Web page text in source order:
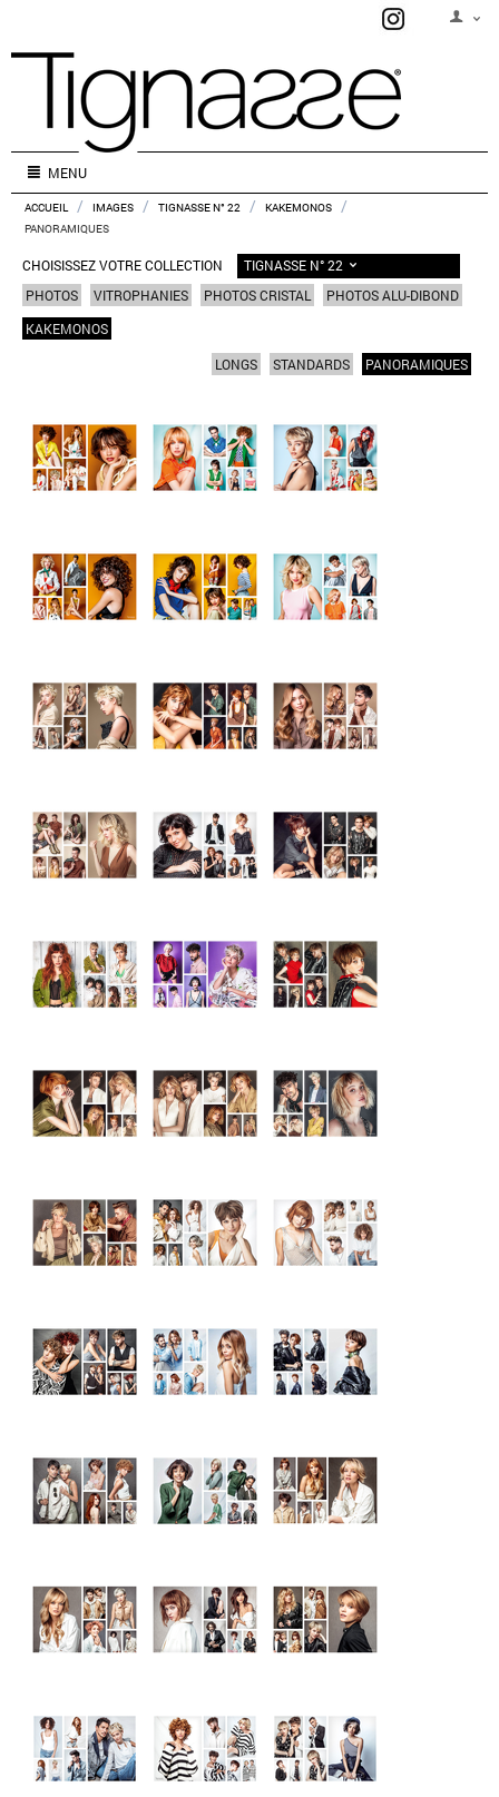
MENU
ACCUEIL / IMAGES / TIGNASSE N° 22 / KAKEMONOS /
PANORAMIQUES
CHOISISSEZ VOTRE COLLECTION
TIGNASSE N° 22
PHOTOS
VITROPHANIES PHOTOS CRISTAL
PHOTOS ALU-DIBOND
KAKEMONOS
LONGS
STANDARDS PANORAMIQUES